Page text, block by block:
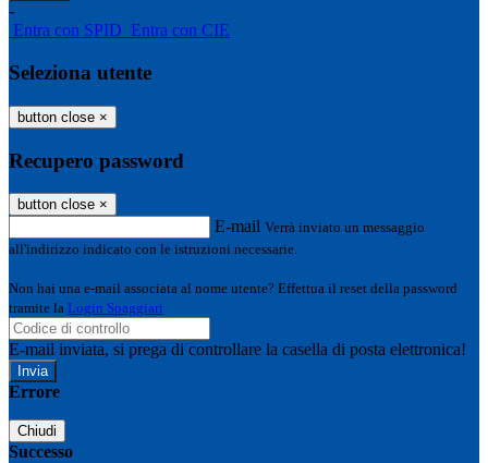
-
Entra con SPID Entra con CIE
Seleziona utente
button close ×
Recupero password
button close ×
E-mail Verrà inviato un messaggio
all'indirizzo indicato con le istruzioni necessarie.
Non hai una e-mail associata al nome utente? Effettua il reset della password
tramite la Login Spaggiari
E-mail inviata, si prega di controllare la casella di posta elettronica!
Errore
Chiudi
Successo